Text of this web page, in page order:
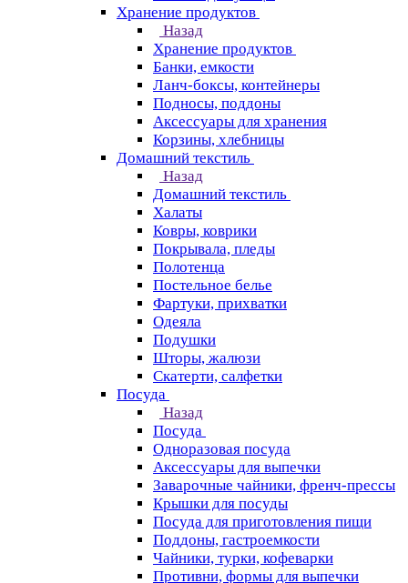
Хранение продуктов
Назад
Хранение продуктов
Банки, емкости
Ланч-боксы, контейнеры
Подносы, поддоны
Аксессуары для хранения
Корзины, хлебницы
Домашний текстиль
Назад
Домашний текстиль
Халаты
Ковры, коврики
Покрывала, пледы
Полотенца
Постельное белье
Фартуки, прихватки
Одеяла
Подушки
Шторы, жалюзи
Скатерти, салфетки
Посуда
Назад
Посуда
Одноразовая посуда
Аксессуары для выпечки
Заварочные чайники, френч-прессы
Крышки для посуды
Посуда для приготовления пищи
Поддоны, гастроемкости
Чайники, турки, кофеварки
Противни, формы для выпечки